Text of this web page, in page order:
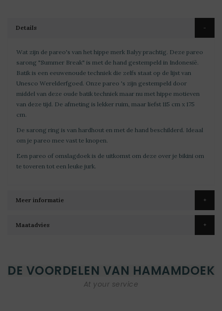
Details
Wat zijn de pareo's van het hippe merk Balyy prachtig. Deze pareo
sarong "Summer Break" is met de hand gestempeld in Indonesië.
Batik is een eeuwenoude techniek die zelfs staat op de lijst van
Unesco Werelderfgoed. Onze pareo 's zijn gestempeld door
middel van deze oude batik techniek maar nu met hippe motieven
van deze tijd. De afmeting is lekker ruim, maar liefst 115 cm x 175
cm.
De sarong ring is van hardhout en met de hand beschilderd. Ideaal
om je pareo mee vast te knopen.
Een pareo of omslagdoek is de uitkomst om deze over je bikini om
te toveren tot een leuke jurk.
Meer informatie
Maatadvies
DE VOORDELEN VAN HAMAMDOEK
At your service